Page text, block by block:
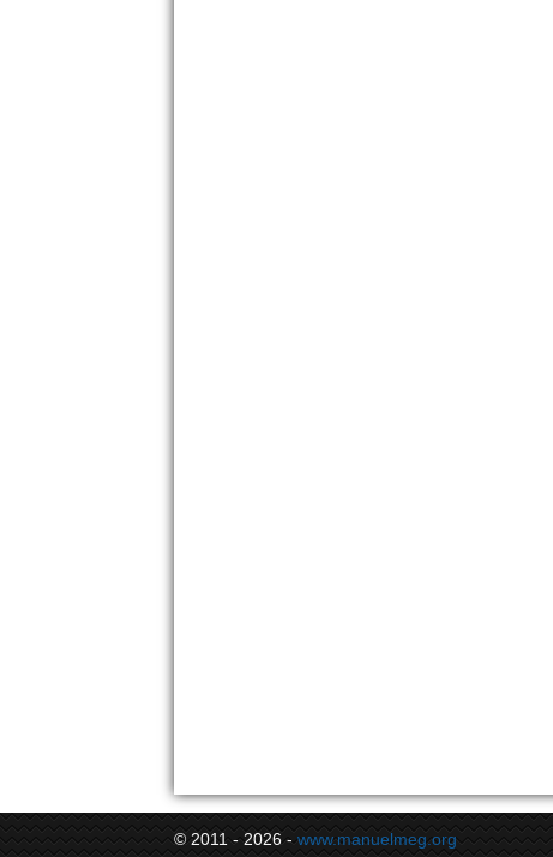
© 2011 - 2026 - www.manuelmeg.org